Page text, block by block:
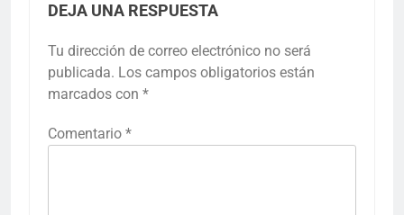
DEJA UNA RESPUESTA
Tu dirección de correo electrónico no será
publicada. Los campos obligatorios están
marcados con *
Comentario *